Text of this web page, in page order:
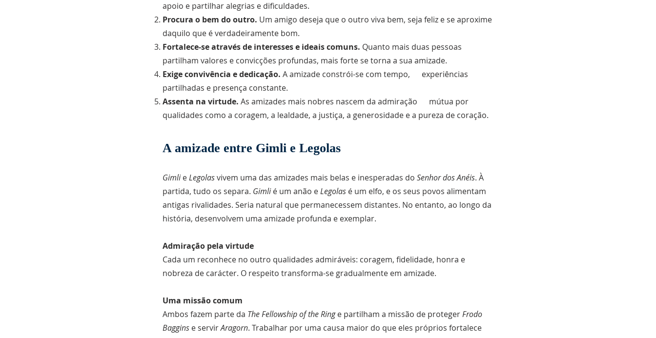
apoio e partilhar alegrias e dificuldades.
Procura o bem do outro. Um amigo deseja que o outro viva bem, seja feliz e se aproxime
daquilo que é verdadeiramente bom.
Fortalece-se através de interesses e ideais comuns. Quanto mais duas pessoas
partilham valores e convicções profundas, mais forte se torna a sua amizade.
Exige convivência e dedicação. A amizade constrói-se com tempo, experiências
partilhadas e presença constante.
Assenta na virtude. As amizades mais nobres nascem da admiração mútua por
qualidades como a coragem, a lealdade, a justiça, a generosidade e a pureza de coração.
A amizade entre Gimli e Legolas
GimlieLegolasvivem uma das amizades mais belas e inesperadas do Senhor dos Anéis. À
partida, tudo os separa. Gimlié um anão eLegolas é um elfo, e os seus povos alimentam
antigas rivalidades. Seria natural que permanecessem distantes. No entanto, ao longo da
história, desenvolvem uma amizade profunda e exemplar.
Admiração pela virtude
Cada um reconhece no outro qualidades admiráveis: coragem, fidelidade, honra e
nobreza de carácter. O respeito transforma-se gradualmente em amizade.
Uma missão comum
Ambos fazem parte da The Fellowship of the Ringe partilham a missão de protegerFrodo
Baggins e servirAragorn. Trabalhar por uma causa maior do que eles próprios fortalece